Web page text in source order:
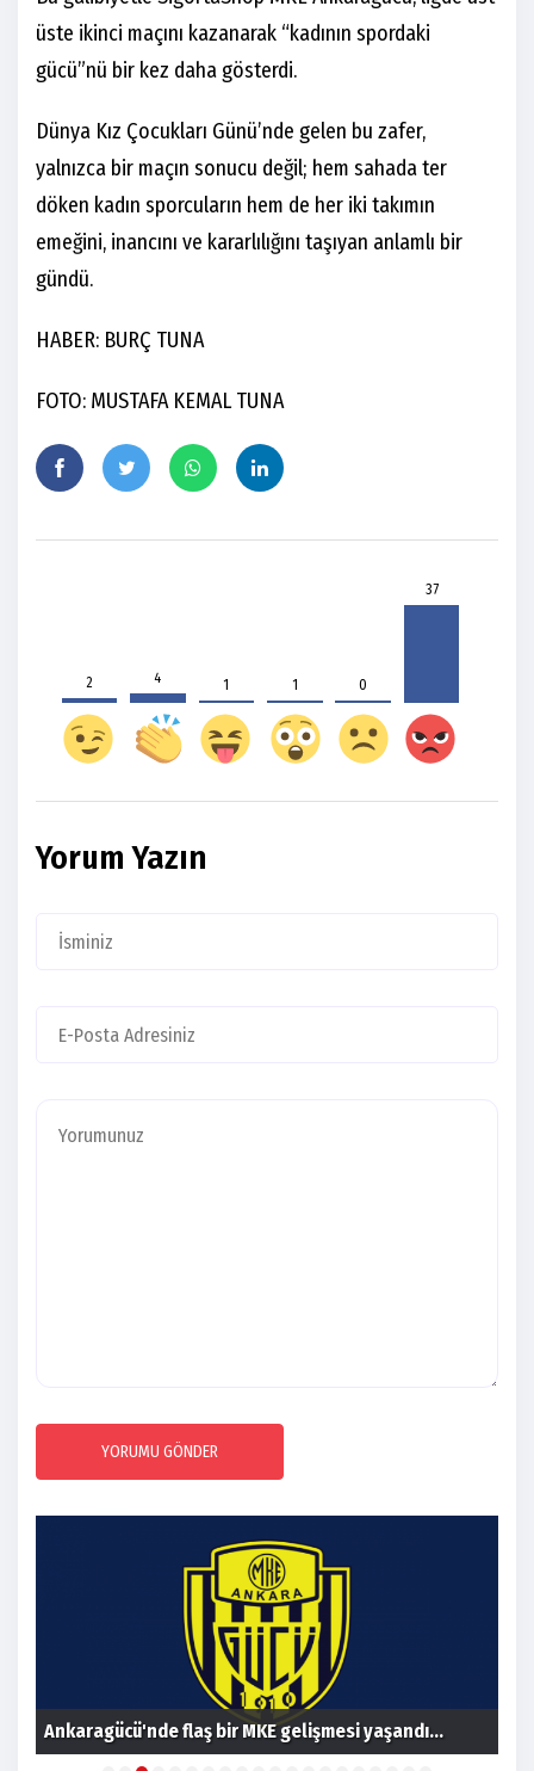
üste ikinci maçını kazanarak “kadının spordaki
gücü”nü bir kez daha gösterdi.
Dünya Kız Çocukları Günü’nde gelen bu zafer,
yalnızca bir maçın sonucu değil; hem sahada ter
döken kadın sporcuların hem de her iki takımın
emeğini, inancını ve kararlılığını taşıyan anlamlı bir
gündü.
HABER: BURÇ TUNA
FOTO: MUSTAFA KEMAL TUNA
2 4 1 1 0
37
Yorum Yazın
YORUMU GÖNDER
Ankaragücü'nde flaş bir MKE gelişmesi yaşandı...